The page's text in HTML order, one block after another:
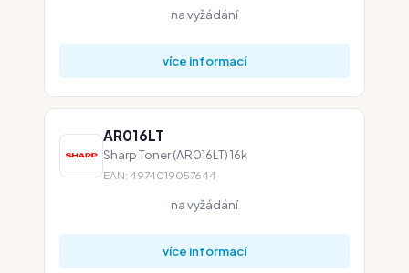
na vyžádání
více informací
AR016LT
Sharp Toner (AR016LT) 16k
EAN: 4974019057644
na vyžádání
více informací